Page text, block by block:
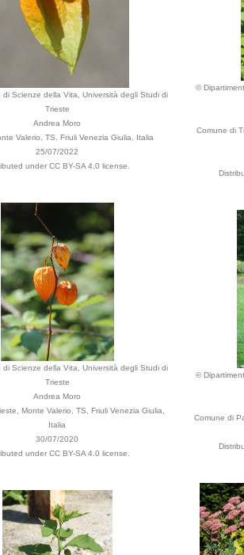
di Scienze della Vita, Università degli Studi di
Trieste
Andrea Moro
Valerio, TS, Friuli Venezia Giulia, Italia
25/07/2022
under CC BY-SA 4.0 license.
©
Comune di
di Scienze della Vita, Università degli Studi di
Trieste
Andrea Moro
Monte Valerio, TS, Friuli Venezia Giulia,
Italia
30/07/2020
under CC BY-SA 4.0 license.
©
Comune di